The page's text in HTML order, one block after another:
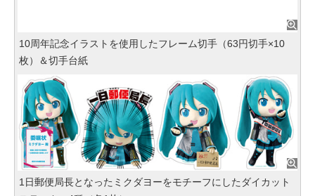
10周年記念イラストを使用したフレーム切手（63円切手×10
枚）＆切手台紙
1日郵便局長となったミクダヨーをモチーフにしたダイカット